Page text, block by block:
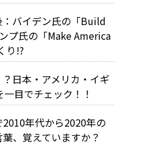
バイデン氏の「Build
プ氏の「Make America
り!?
日本・アメリカ・イギ
目でチェック！！
年代から2020年の
、覚えていますか？